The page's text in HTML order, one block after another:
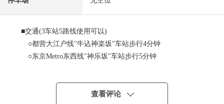
■交通(3车站5路线使用可以)
○都营大江户线"牛込神楽坂"车站步行4分钟
○东京Metro东西线"神乐坂"车站步行5分钟
○都营地下铁大江户线"饭田桥"车站步行5分钟
查看评论